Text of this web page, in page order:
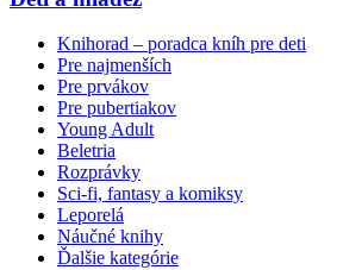
Knihorad – poradca kníh pre deti
Pre najmenších
Pre prvákov
Pre pubertiakov
Young Adult
Beletria
Rozprávky
Sci-fi, fantasy a komiksy
Leporelá
Náučné knihy
Ďalšie kategórie